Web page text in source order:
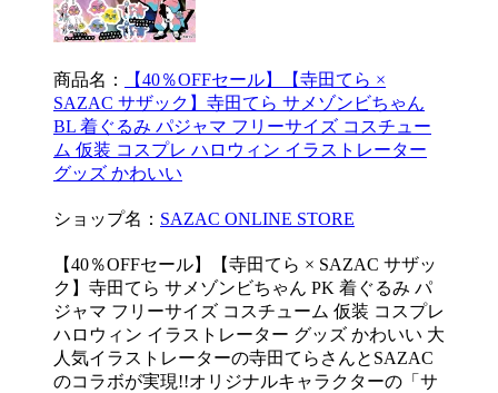
商品名：
【40％OFFセール】【寺田てら ×
SAZAC サザック】寺田てら サメゾンビちゃん
BL 着ぐるみ パジャマ フリーサイズ コスチュー
ム 仮装 コスプレ ハロウィン イラストレーター
グッズ かわいい
ショップ名： SAZAC ONLINE STORE
【40％OFFセール】【寺田てら × SAZAC サザッ
ク】寺田てら サメゾンビちゃん PK 着ぐるみ パ
ジャマ フリーサイズ コスチューム 仮装 コスプレ
ハロウィン イラストレーター グッズ かわいい 大
人気イラストレーターの寺田てらさんとSAZAC
のコラボが実現!!オリジナルキャラクターの「サ